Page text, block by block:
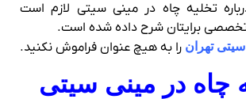
تخلیه چاه در مینی سیتی لازم است
تخصصی برایتان شرح داده شده است.
سیتی تهران را به هیچ عنوان فراموش نکنید.
چاه در مینی سیتی